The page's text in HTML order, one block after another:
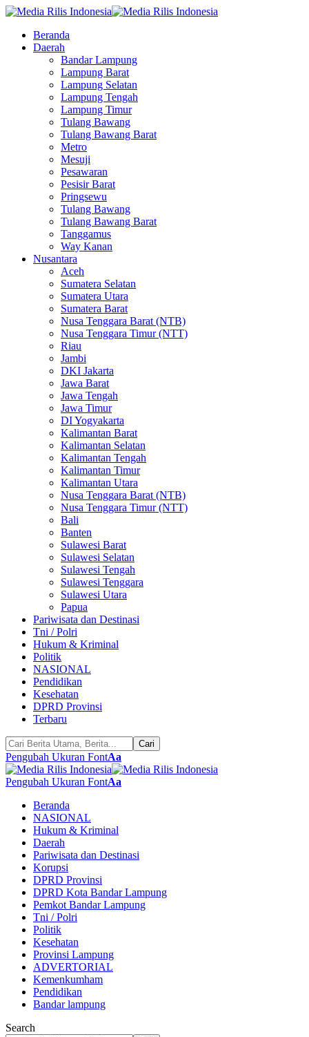
Beranda
Daerah
Bandar Lampung
Lampung Barat
Lampung Selatan
Lampung Tengah
Lampung Timur
Tulang Bawang
Tulang Bawang Barat
Metro
Mesuji
Pesawaran
Pesisir Barat
Pringsewu
Tulang Bawang
Tulang Bawang Barat
Tanggamus
Way Kanan
Nusantara
Aceh
Sumatera Selatan
Sumatera Utara
Sumatera Barat
Nusa Tenggara Barat (NTB)
Nusa Tenggara Timur (NTT)
Riau
Jambi
DKI Jakarta
Jawa Barat
Jawa Tengah
Jawa Timur
DI Yogyakarta
Kalimantan Barat
Kalimantan Selatan
Kalimantan Tengah
Kalimantan Timur
Kalimantan Utara
Nusa Tenggara Barat (NTB)
Nusa Tenggara Timur (NTT)
Bali
Banten
Sulawesi Barat
Sulawesi Selatan
Sulawesi Tengah
Sulawesi Tenggara
Sulawesi Utara
Papua
Pariwisata dan Destinasi
Tni / Polri
Hukum & Kriminal
Politik
NASIONAL
Pendidikan
Kesehatan
DPRD Provinsi
Terbaru
Pengubah Ukuran FontAa
Pengubah Ukuran FontAa
Beranda
NASIONAL
Hukum & Kriminal
Daerah
Pariwisata dan Destinasi
Korupsi
DPRD Provinsi
DPRD Kota Bandar Lampung
Pemkot Bandar Lampung
Tni / Polri
Politik
Kesehatan
Provinsi Lampung
ADVERTORIAL
Kemenkumham
Pendidikan
Bandar lampung
Search